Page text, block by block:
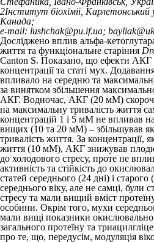
2Інститут біохімії,
Канада;
e-mail: lushchak@pu.if.ua;
Досліджено вплив альфа-
життя та функціональне старіння
Canton S. Показано, що ефекти АКГ
концентрації та статі мух.
впливало на середню та
за винятком збільшення
АКГ. Водночас, АКГ (20 мМ)
на максимальну тривалість життя
концентрацій 1 і 5 мМ не впливав
вищих (10 та 20 мМ) – збільшував
тривалість життя. За концентрації,
життя (10 мМ), АКГ знижував
до холодового стресу, проте не
активність та стійкість до
статей середнього (24 дні) і старого
середнього віку, але не самці, були
стресу та мали вищий вміст
особини. Окрім того, мухи
мали вищі показники
загального протеїну та
про те, що, передусім, модуляція